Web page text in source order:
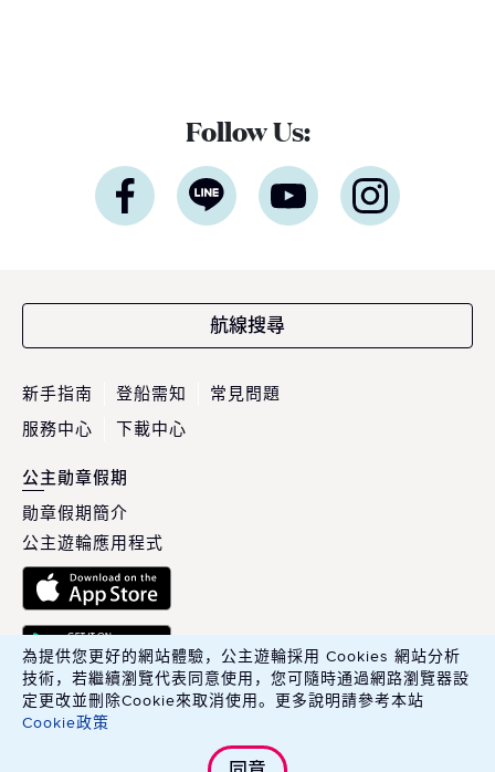
Follow Us:
航線搜尋
新手指南 登船需知
常見問題
服務中心
下載中心
公主勛章假期
勛章假期簡介
公主遊輪應用程式
英商康年華旅行社股份有限公司臺灣分公司 Carnival PLC, Taiwan
為提供您更好的網站體驗，公主遊輪採用 Cookies 網站分析
技術，若繼續瀏覽代表同意使用，您可隨時通過網路瀏覽器設
定更改並刪除Cookie來取消使用。更多說明請參考本站
Cookie政策